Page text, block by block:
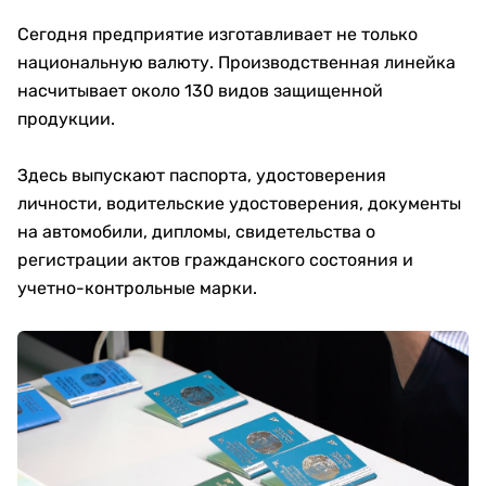
Сегодня предприятие изготавливает не только
национальную валюту. Производственная линейка
насчитывает около 130 видов защищенной
продукции.
Здесь выпускают паспорта, удостоверения
личности, водительские удостоверения, документы
на автомобили, дипломы, свидетельства о
регистрации актов гражданского состояния и
учетно-контрольные марки.